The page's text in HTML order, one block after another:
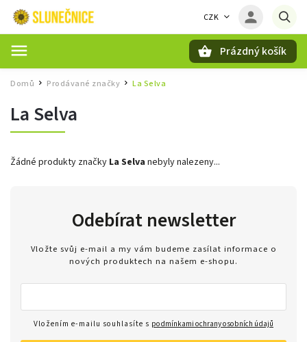
CZK
Prázdný košík
Domů / Prodávané značky / La Selva
La Selva
Žádné produkty značky La Selva nebyly nalezeny...
Odebírat newsletter
Vložte svůj e-mail a my vám budeme zasílat informace o
nových produktech na našem e-shopu.
Vložením e-mailu souhlasíte s podmínkami ochrany osobních údajů